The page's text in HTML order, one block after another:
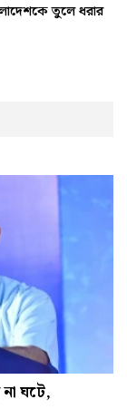
তুলে ধরার
ঘটে,